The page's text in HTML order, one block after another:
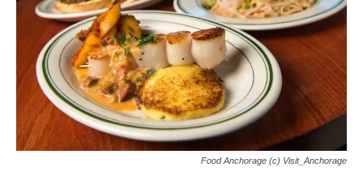
Food Anchorage (c) Visit_Anchorage